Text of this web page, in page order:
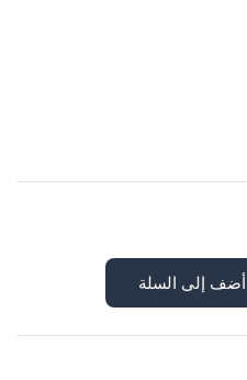
أضف إلى السلة